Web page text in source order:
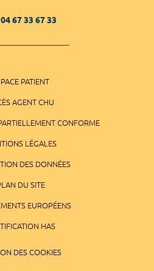
04 67 33 67 33
PATIENT
AGENT CHU
CONFORME
LÉGALES
DES DONNÉES
DU SITE
EUROPÉENS
HAS
DES COOKIES